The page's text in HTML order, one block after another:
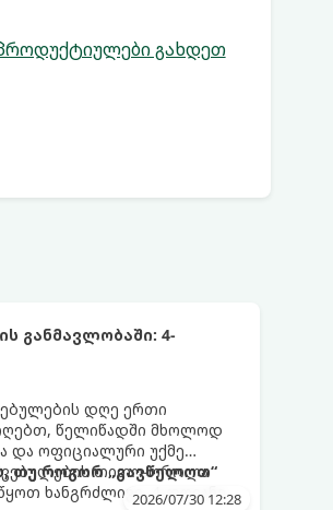
გახდეთ
განმავლობაში: 4-
დღე ერთი
წელიწადში მხოლოდ
და ოფიციალური უქმე
თითო-ოროლა
ხანგრძლივი, 4-დღიანი
თუ როგორ „გავწელოთ“
2026/07/30 12:28